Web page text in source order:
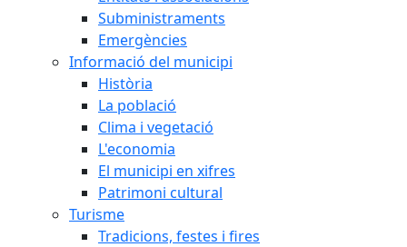
Subministraments
Emergències
Informació del municipi
Història
La població
Clima i vegetació
L'economia
El municipi en xifres
Patrimoni cultural
Turisme
Tradicions, festes i fires